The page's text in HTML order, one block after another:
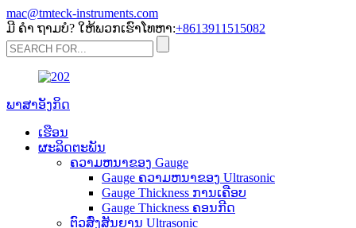
mac@tmteck-instruments.com
ມີ ຄຳ ຖາມບໍ? ໃຫ້ພວກເຮົາໂທຫາ:+8613911515082
ພາສາອັງກິດ
ເຮືອນ
ຜະລິດຕະພັນ
ຄວາມຫນາຂອງ Gauge
Gauge ຄວາມຫນາຂອງ Ultrasonic
Gauge Thickness ການເຄືອບ
Gauge Thickness ຄອນກີດ
ຕົວສົ່ງສັນຍານ Ultrasonic